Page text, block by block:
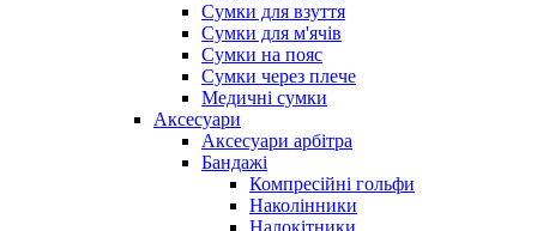
Сумки для взуття
Сумки для м'ячів
Сумки на пояс
Сумки через плече
Медичні сумки
Аксесуари
Аксесуари арбітра
Бандажі
Компресійні гольфи
Наколінники
Налокітники